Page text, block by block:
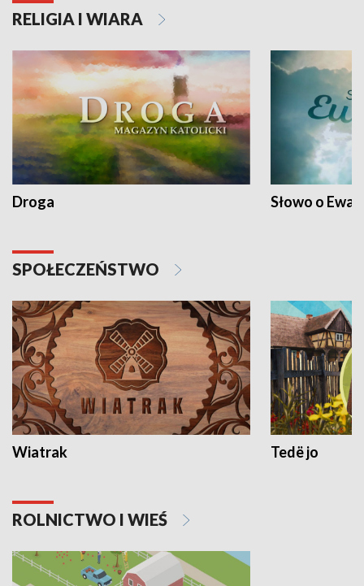
RELIGIA I WIARA
Droga Słowo o
SPOŁECZEŃSTWO
Wiatrak Tedë jo
ROLNICTWO I WIEŚ